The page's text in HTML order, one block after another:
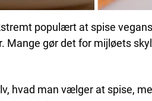
populært at spise
Mange gør det for mijløets
hvad man vælger at spise,